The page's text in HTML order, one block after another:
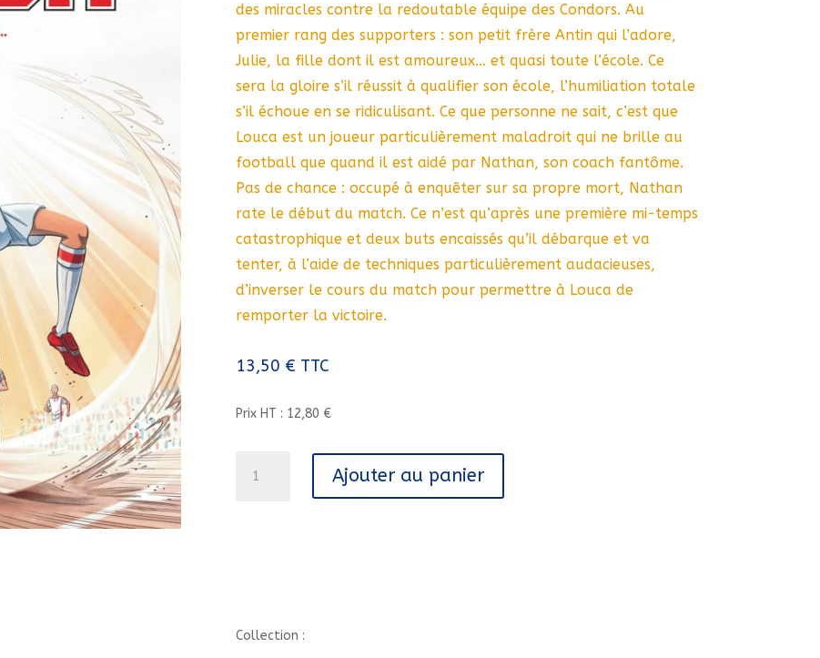
des miracles contre la redoutable équipe des Condors. Au
premier rang des supporters : son petit frère Antin qui l’adore,
Julie, la fille dont il est amoureux… et quasi toute l’école. Ce
sera la gloire s’il réussit à qualifier son école, l’humiliation totale
s’il échoue en se ridiculisant. Ce que personne ne sait, c’est que
Louca est un joueur particulièrement maladroit qui ne brille au
football que quand il est aidé par Nathan, son coach fantôme.
Pas de chance : occupé à enquêter sur sa propre mort, Nathan
rate le début du match. Ce n’est qu’après une première mi-temps
catastrophique et deux buts encaissés qu’il débarque et va
tenter, à l’aide de techniques particulièrement audacieuses,
d’inverser le cours du match pour permettre à Louca de
remporter la victoire.
13,50 € TTC
Prix HT : 12,80 €
SEULEMENT.../3//DUPUIS/LOUCA
Ajouter au panier
Collection :